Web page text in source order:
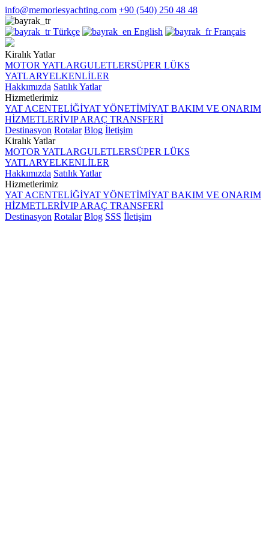
info@memoriesyachting.com +90 (540) 250 48 48
Türkçe English Français
Kiralık Yatlar
MOTOR YATLARGULETLERSÜPER LÜKS
YATLARYELKENLİLER
Hakkımızda Satılık Yatlar
Hizmetlerimiz
YAT ACENTELİĞİYAT YÖNETİMİYAT BAKIM VE ONARIM
HİZMETLERİVIP ARAÇ TRANSFERİ
Destinasyon Rotalar Blog İletişim
Kiralık Yatlar
MOTOR YATLARGULETLERSÜPER LÜKS
YATLARYELKENLİLER
Hakkımızda Satılık Yatlar
Hizmetlerimiz
YAT ACENTELİĞİYAT YÖNETİMİYAT BAKIM VE ONARIM
HİZMETLERİVIP ARAÇ TRANSFERİ
Destinasyon Rotalar Blog SSS İletişim